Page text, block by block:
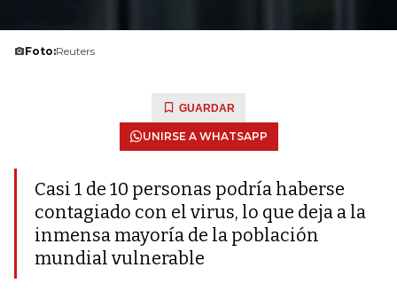
Foto:Reuters
GUARDAR
UNIRSE A WHATSAPP
Casi 1 de 10 personas podría haberse
contagiado con el virus, lo que deja a la
inmensa mayoría de la población
mundial vulnerable